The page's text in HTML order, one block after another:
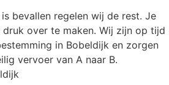
bevallen regelen wij de rest. Je
over te maken. Wij zijn op tijd
in Bobeldijk en zorgen
vervoer van A naar B.